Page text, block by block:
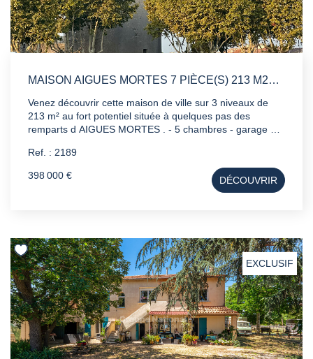
MAISON AIGUES MORTES 7 PIÈCE(S) 213 M2+ GARAGE DE 58 M² + GRENIER AMÉNAGEABLE DE 47 M²
Venez découvrir cette maison de ville sur 3 niveaux de
213 m² au fort potentiel située à quelques pas des
remparts d AIGUES MORTES . - 5 chambres - garage de
Ref. : 2189
398 000 € DÉCOUVRIR
EXCLUSIF